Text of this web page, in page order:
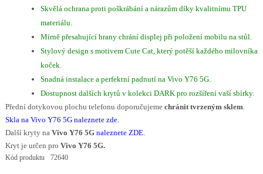
Skvělá ochrana proti poškrábání a nárazům díky kvalitnímu TPU
materiálu.
Mírně přesahující hrany chrání displej při položení mobilu na stůl.
Stylový design s motivem Cute Cat, který potěší každého milovníka
koček.
Snadná instalace a perfektní padnutí na Vivo Y76 5G.
Dostupnost dalších krytů v kolekci DARK pro rozšíření vaší sbírky.
Přední dotykovou plochu telefonu doporučujeme chránit tvrzeným sklem
Skla na Vivo Y76 5G naleznete zde.
Další kryty na Vivo Y76 5G naleznete ZDE.
Kryt je určen pro Vivo Y76 5G.
Kód produktu 72640